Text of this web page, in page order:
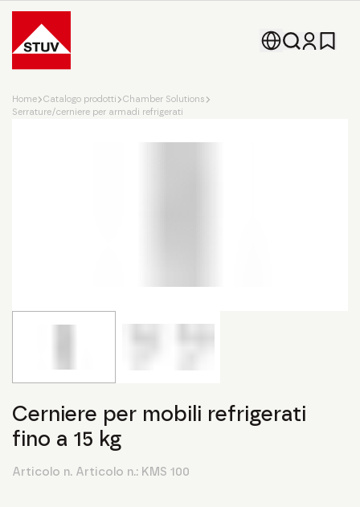
Go To the Homepage
Home Catalogo prodotti
Chamber Solutions
Serrature/cerniere per armadi refrigerati
Cerniere per mobili refrigerati
fino a 15 kg
Articolo n. Articolo n.: KMS 100